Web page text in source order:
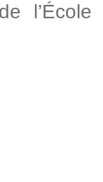
l’École